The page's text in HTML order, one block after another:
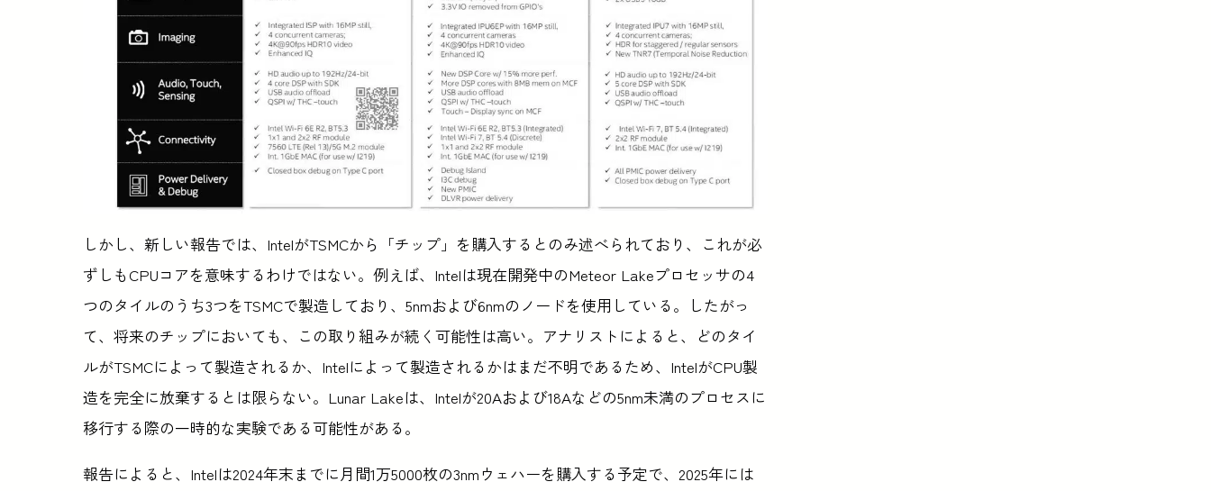
しかし、新しい報告では、IntelがTSMCから「チップ」を購入するとのみ述べられており、これが必
ずしもCPUコアを意味するわけではない。例えば、Intelは現在開発中のMeteor Lakeプロセッサの4
つのタイルのうち3つをTSMCで製造しており、5nmおよび6nmのノードを使用している。したがっ
て、将来のチップにおいても、この取り組みが続く可能性は高い。アナリストによると、どのタイ
ルがTSMCによって製造されるか、Intelによって製造されるかはまだ不明であるため、IntelがCPU製
造を完全に放棄するとは限らない。Lunar Lakeは、Intelが20Aおよび18Aなどの5nm未満のプロセスに
移行する際の一時的な実験である可能性がある。
報告によると、Intelは2024年末までに月間1万5000枚の3nmウェハーを購入する予定で、2025年には